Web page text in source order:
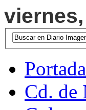
Portada
Cd. de